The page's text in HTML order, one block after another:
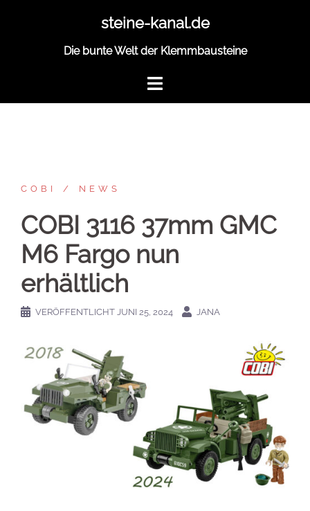
steine-kanal.de
Die bunte Welt der Klemmbausteine
COBI NEWS
COBI 3116 37mm GMC
M6 Fargo nun
erhältlich
VERÖFFENTLICHT JUNI 25, 2024 JANA